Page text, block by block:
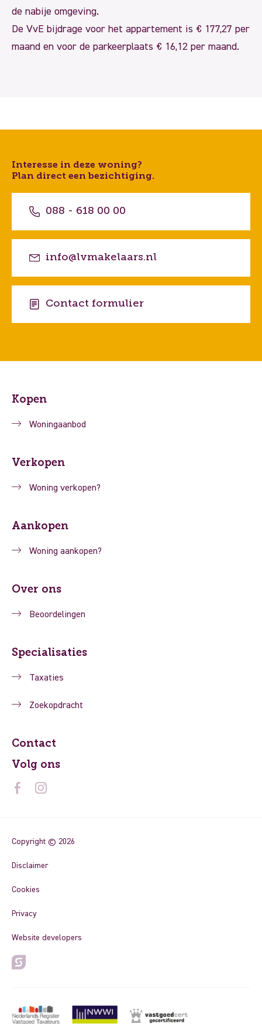
de nabije omgeving.
De VvE bijdrage voor het appartement is € 177,27 per
maand en voor de parkeerplaats € 16,12 per maand.
Interesse in deze woning?
Plan direct een bezichtiging.
088 - 618 00 00
info@lvmakelaars.nl
Contact formulier
Kopen
Woningaanbod
Verkopen
Woning verkopen?
Aankopen
Woning aankopen?
Over ons
Beoordelingen
Specialisaties
Taxaties
Zoekopdracht
Contact
Volg ons
Copyright © 2026
Disclaimer
Cookies
Privacy
Website developers